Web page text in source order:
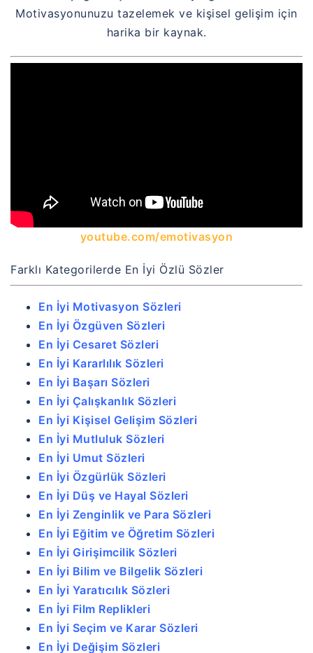
Motivasyonunuzu tazelemek ve kişisel gelişim için
harika bir kaynak.
youtube.com/emotivasyon
Farklı Kategorilerde En İyi Özlü Sözler
En İyi Motivasyon Sözleri
En İyi Özgüven Sözleri
En İyi Cesaret Sözleri
En İyi Kararlılık Sözleri
En İyi Başarı Sözleri
En İyi Çalışkanlık Sözleri
En İyi Kişisel Gelişim Sözleri
En İyi Mutluluk Sözleri
En İyi Umut Sözleri
En İyi Özgürlük Sözleri
En İyi Düş ve Hayal Sözleri
En İyi Zenginlik ve Para Sözleri
En İyi Eğitim ve Öğretim Sözleri
En İyi Girişimcilik Sözleri
En İyi Bilim ve Bilgelik Sözleri
En İyi Yaratıcılık Sözleri
En İyi Film Replikleri
En İyi Seçim ve Karar Sözleri
En İyi Değişim Sözleri